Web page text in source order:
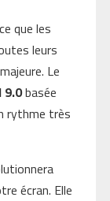
que les
leurs
Le
9.0basée
rythme très
écran. Elle